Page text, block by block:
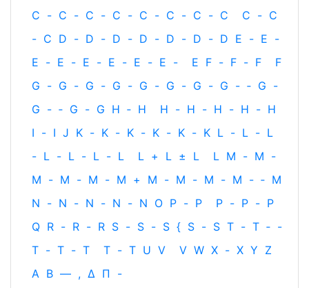
C - C - C - C - C - C - C - C C - C
- C D - D - D - D - D - D - D E - E -
E - E - E - E - E - E - E F - F - F
F
G - G - G - G - G - G - G - G - ‐ G -
G - ‐ G - G H ‐ H H - H - H - H - H
I - I J K - K - K - K - K - K L - L - L
- L - L - L - L L + L ± L L M - M -
M - M - M - M + M - M - M - M - ‐ M
N - N - N - N - N O P - P P - P - P
Q R - R - R S - S - S { S - S T - T ‐ -
T - T - T T - T U V V W X - X Y Z
Α Β — , Δ Π -